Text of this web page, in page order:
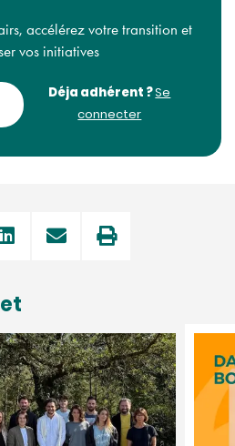
accélérez votre transition et
vos initiatives
Déja adhérent ?Se
connecter